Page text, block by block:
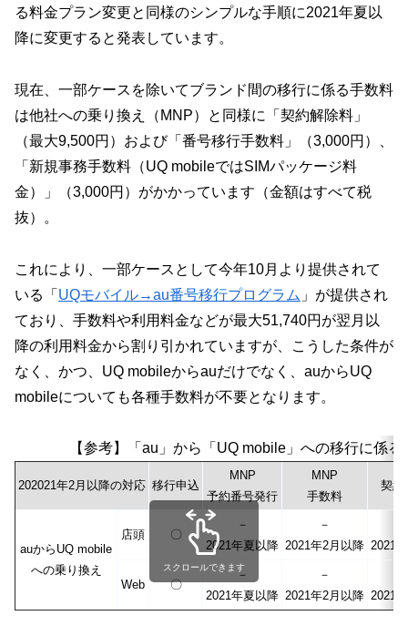
る料金プラン変更と同様のシンプルな手順に2021年夏以
降に変更すると発表しています。
現在、一部ケースを除いてブランド間の移行に係る手数料
は他社への乗り換え（MNP）と同様に「契約解除料」
（最大9,500円）および「番号移行手数料」（3,000円）、
「新規事務手数料（UQ mobileではSIMパッケージ料
金）」（3,000円）がかかっています（金額はすべて税
抜）。
これにより、一部ケースとして今年10月より提供されて
いる「 UQモバイル→au番号移行プログラム 」が提供され
ており、手数料や利用料金などが最大51,740円が翌月以
降の利用料金から割り引かれていますが、こうした条件が
なく、かつ、UQ mobileからauだけでなく、auからUQ
mobileについても各種手数料が不要となります。
【参考】「au」から「UQ mobile」への移行に係
202021年2月以降の対応 移行申込
MNP
予約番号発行
MNP
手数料
契約
auからUQ mobile
への乗り換え
店頭 〇
－
2021年夏以降
－
2021年2月以降 2021
Web 〇
－
2021年夏以降
－
2021年2月以降 2021
スクロールできます